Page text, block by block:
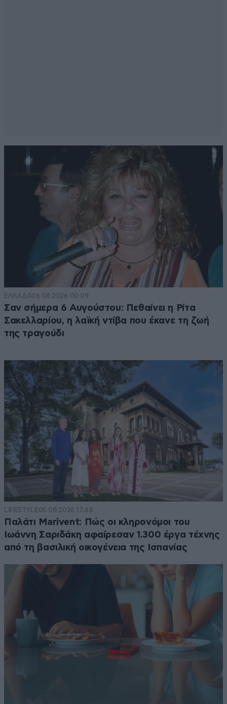
ΕΛΛΑΔΑ06·08·2026 00:09
Σαν σήμερα 6 Αυγούστου: Πεθαίνει η Ρίτα
Σακελλαρίου, η λαϊκή ντίβα που έκανε τη ζωή
της τραγούδι
LIFESTYLE05·08·2026 17:48
Παλάτι Marivent: Πώς οι κληρονόμοι του
Ιωάννη Σαριδάκη αφαίρεσαν 1.300 έργα τέχνης
από τη βασιλική οικογένεια της Ισπανίας